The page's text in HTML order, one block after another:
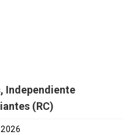
Independiente
(RC)